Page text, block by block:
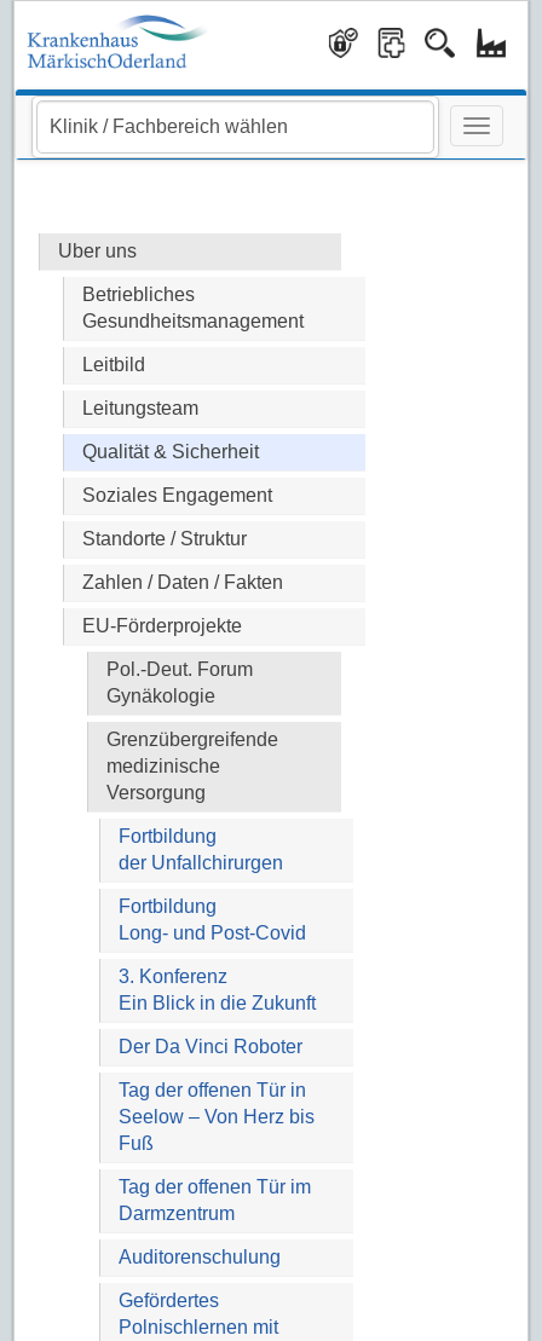
Uber uns
Betriebliches
Gesundheitsmanagement
Leitbild
Leitungsteam
Qualität & Sicherheit
Soziales Engagement
Standorte / Struktur
Zahlen / Daten / Fakten
EU-Förderprojekte
Pol.-Deut. Forum
Gynäkologie
Grenzübergreifende
medizinische
Versorgung
Fortbildung
der Unfallchirurgen
Fortbildung
Long- und Post-Covid
3. Konferenz
Ein Blick in die Zukunft
Der Da Vinci Roboter
Tag der offenen Tür in
Seelow – Von Herz bis
Fuß
Tag der offenen Tür im
Darmzentrum
Auditorenschulung
Gefördertes
Polnischlernen mit